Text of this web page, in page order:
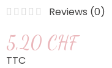
Reviews (0)
5,20 CHF
TTC